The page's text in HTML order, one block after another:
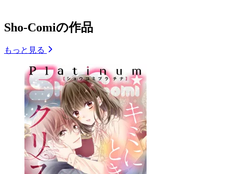
Sho-Comiの作品
もっと見る